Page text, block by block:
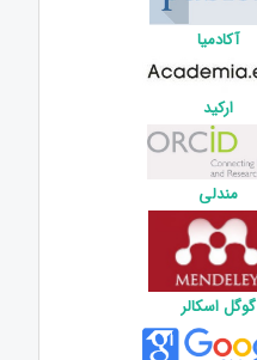
آکادمیا
ارکید
مندلی
گوگل اسکالر